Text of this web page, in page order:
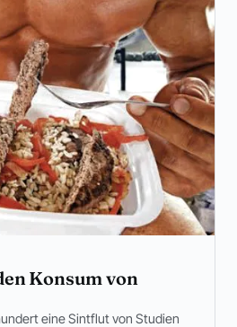
Konsum von
eine Sintflut von Studien